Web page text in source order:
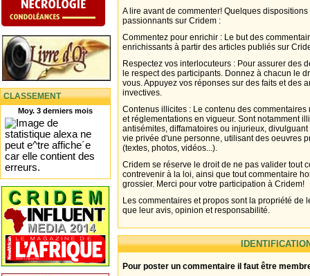
CLASSEMENT
Moy. 3 derniers mois
A lire avant de commenter! Quelques
passionnants sur Cridem :
Commentez pour enrichir : Le but des
enrichissants à partir des articles publiés sur
Respectez vos interlocuteurs : Pour assurer des
le respect des participants. Donnez à chacun le
vous. Appuyez vos réponses sur des faits et des
invectives.
Contenus illicites : Le contenu des
et réglementations en vigueur. Sont notamment
antisémites, diffamatoires ou injurieux,
vie privée d'une personne, utilisant des oeuvres
(textes, photos, vidéos...).
Cridem se réserve le droit de ne pas valider tout
contrevenir à la loi, ainsi que tout commentaire
grossier. Merci pour votre participation à Cridem!
Les commentaires et propos sont la propriété de
que leur avis, opinion et responsabilité.
Pour poster un commentaire il faut être